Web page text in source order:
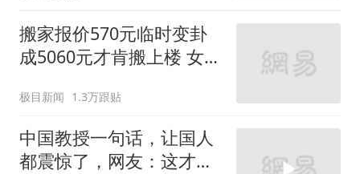
搬家报价570元临时变卦
成5060元才肯搬上楼 女子
极目新闻 1.3万跟贴
中国教授一句话，让国人
都震惊了，网友：这才是